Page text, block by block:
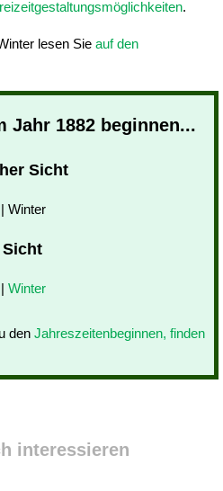
.
lesen Sie auf den
Jahr 1882 beginnen...
Sicht
| Winter
Sicht
| Winter
den Jahreszeitenbeginnen, finden
interessieren